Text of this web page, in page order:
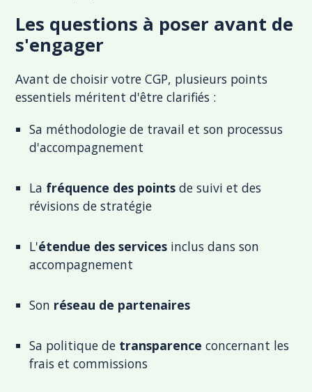
Les questions à poser avant de
s'engager
Avant de choisir votre CGP, plusieurs points
essentiels méritent d'être clarifiés :
Sa méthodologie de travail et son processus
d'accompagnement
La fréquence des points de suivi et des
révisions de stratégie
L'étendue des services inclus dans son
accompagnement
Son réseau de partenaires
Sa politique de transparence concernant les
frais et commissions